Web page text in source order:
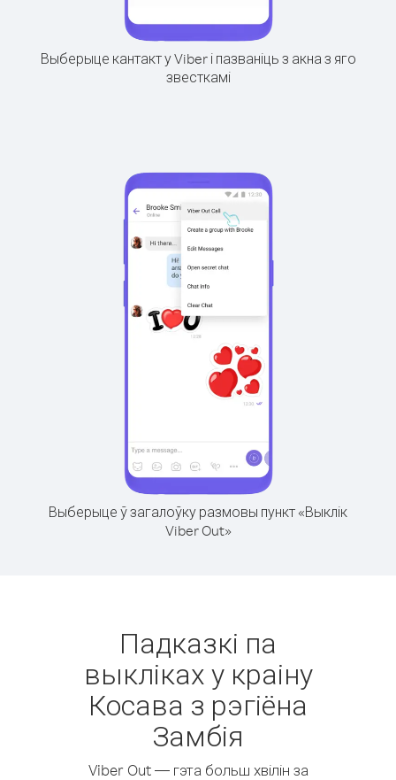
Выберыце кантакт у Viber і пазваніць з акна з яго
звесткамі
Выберыце ў загалоўку размовы пункт «Выклік
Viber Out»
Падказкі па
выкліках у краіну
Косава з рэгіёна
Замбія
Viber Out — гэта больш хвілін за